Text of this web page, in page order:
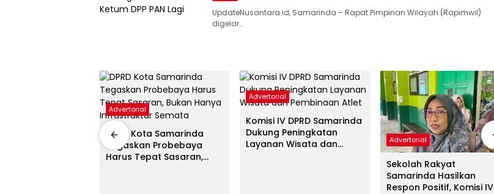
UpdateNusantara.id, Samarinda – Rapat Pimpinan Wilayah (Rapimwil)
digelar…
Advertorial
DPRD Kota Samarinda
Tegaskan Probebaya
Harus Tepat Sasaran,
Advertorial
Komisi IV DPRD Samarinda
Dukung Peningkatan
Layanan Wisata dan
Advertorial
Sekolah Rakyat
Samarinda Hasilkan
Respon Positif, Komisi IV